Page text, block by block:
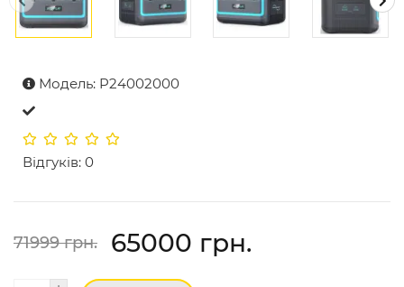
Модель: P24002000
Відгуків: 0
71999 грн. 65000 грн.